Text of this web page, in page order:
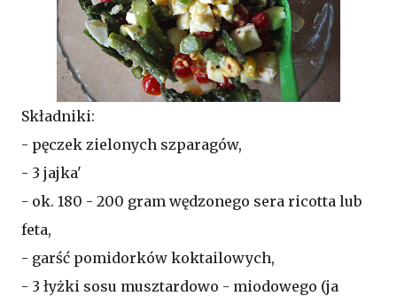
Składniki:
- pęczek zielonych szparagów,
- 3 jajka'
- ok. 180 - 200 gram wędzonego sera ricotta lub
feta,
- garść pomidorków koktailowych,
- 3 łyżki sosu musztardowo - miodowego (ja